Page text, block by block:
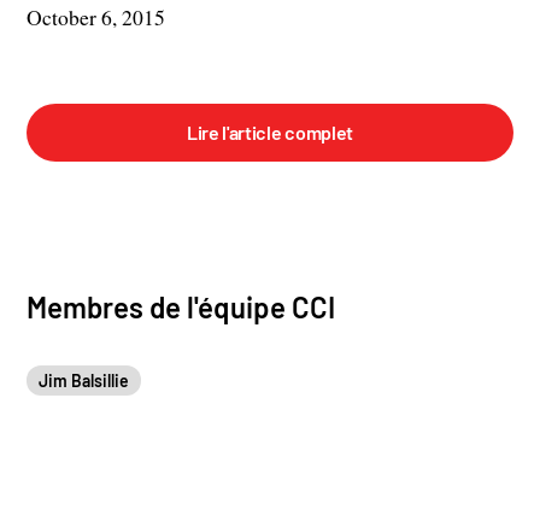
October 6, 2015
Lire l'article complet
Membres de l'équipe CCI
Jim Balsillie